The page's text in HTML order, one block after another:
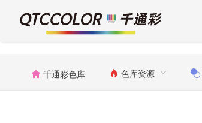
千通彩色库 色库资源